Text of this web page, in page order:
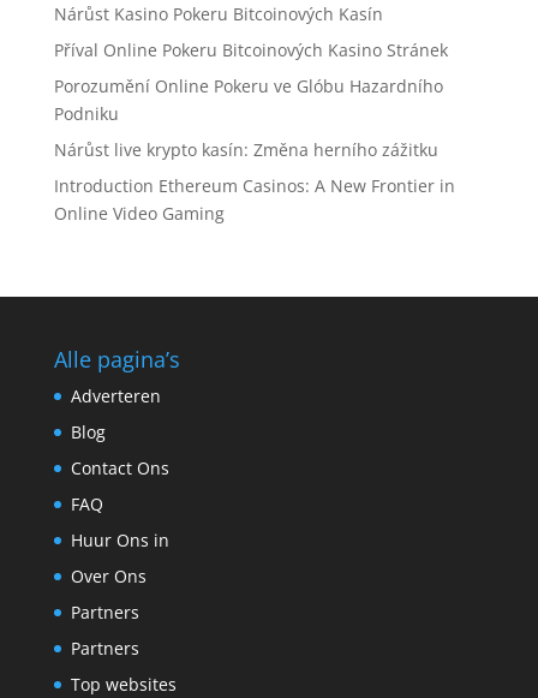
Nárůst Kasino Pokeru Bitcoinových Kasín
Příval Online Pokeru Bitcoinových Kasino Stránek
Porozumění Online Pokeru ve Glóbu Hazardního
Podniku
Nárůst live krypto kasín: Změna herního zážitku
Introduction Ethereum Casinos: A New Frontier in
Online Video Gaming
Alle pagina’s
Adverteren
Blog
Contact Ons
FAQ
Huur Ons in
Over Ons
Partners
Partners
Top websites